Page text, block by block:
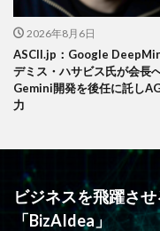
2026年8月6日
ASCII.jp：Google
デミス・ハサビス氏が会長
Gemini開発を後任に託し
力
ビジネスを飛躍さ
「BizAIdea」